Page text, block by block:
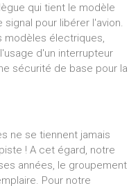
qui tient le modèle
pour libérer l'avion.
modèles électriques,
d'un interrupteur
sécurité de base pour la
ne se tiennent jamais
! A cet égard, notre
années, le groupement
Pour notre